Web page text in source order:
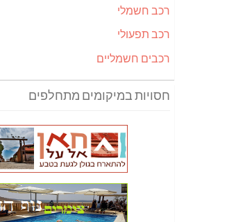
רכב חשמלי
רכב תפעולי
רכבים חשמליים
חסויות במיקומים מתחלפים